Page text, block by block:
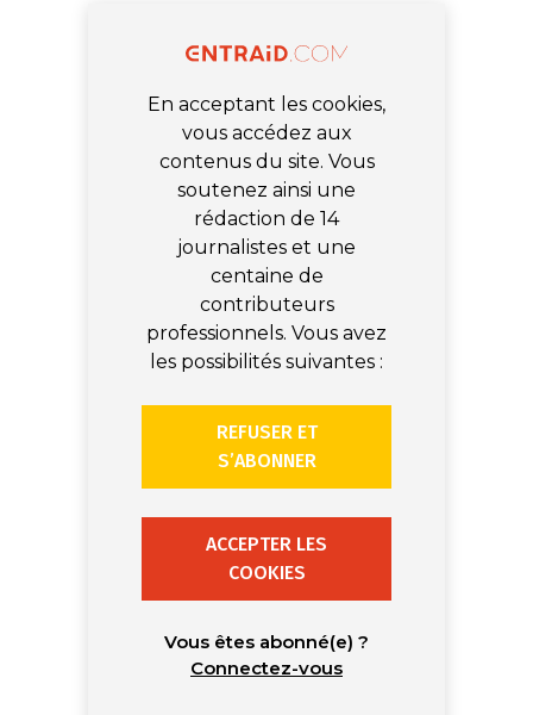
En acceptant les cookies,
vous accédez aux
contenus du site. Vous
soutenez ainsi une
rédaction de 14
journalistes et une
centaine de
contributeurs
professionnels. Vous avez
les possibilités suivantes :
REFUSER ET
S’ABONNER
ACCEPTER LES
COOKIES
Vous êtes abonné(e) ?
Connectez-vous